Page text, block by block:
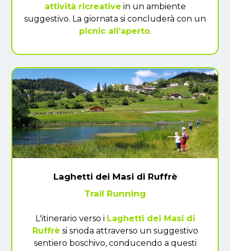
attività ricreative in un ambiente
suggestivo. La giornata si concluderà con un
picnic all’aperto.
Laghetti dei Masi di Ruffrè
Trail Running
L'itinerario verso i Laghetti dei Masi di
Ruffrè si snoda attraverso un suggestivo
sentiero boschivo, conducendo a questi